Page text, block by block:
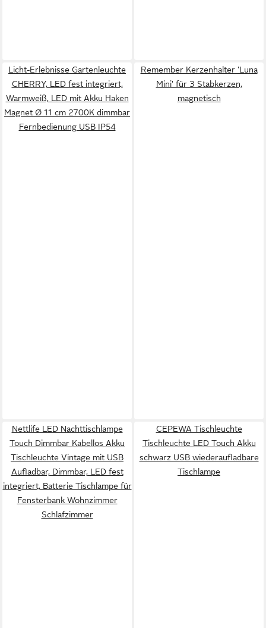
Licht-Erlebnisse Gartenleuchte
CHERRY, LED fest integriert,
Warmweiß, LED mit Akku Haken
Magnet Ø 11 cm 2700K dimmbar
Fernbedienung USB IP54
Remember Kerzenhalter 'Luna
Mini' für 3 Stabkerzen,
magnetisch
Nettlife LED Nachttischlampe
Touch Dimmbar Kabellos Akku
Tischleuchte Vintage mit USB
Aufladbar, Dimmbar, LED fest
integriert, Batterie Tischlampe für
Fensterbank Wohnzimmer
Schlafzimmer
CEPEWA Tischleuchte
Tischleuchte LED Touch Akku
schwarz USB wiederaufladbare
Tischlampe